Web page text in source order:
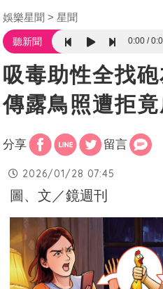
娛樂星聞 星聞
聽新聞 0:00
吸毒助性全找
傳露鳥照遭拒
分享 留言
2026/01/28 07:45
圖、文／鏡週刊